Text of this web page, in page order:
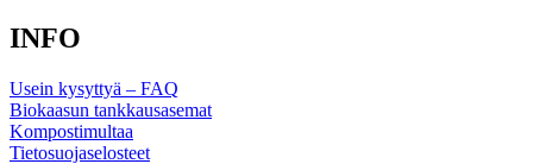
INFO
Usein kysyttyä – FAQ
Biokaasun tankkausasemat
Kompostimultaa
Tietosuojaselosteet